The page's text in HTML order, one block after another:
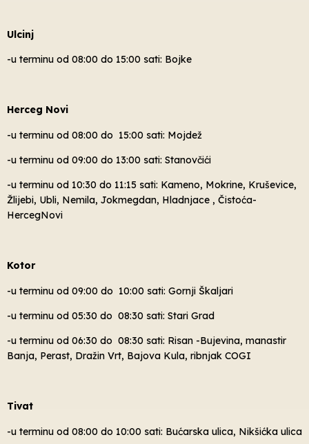
Ulcinj
-u terminu od 08:00 do 15:00 sati: Bojke
Herceg Novi
-u terminu od 08:00 do 15:00 sati: Mojdež
-u terminu od 09:00 do 13:00 sati: Stanovčići
-u terminu od 10:30 do 11:15 sati: Kameno, Mokrine, Kruševice,
Žlijebi, Ubli, Nemila, Jokmegdan, Hladnjace , Čistoća-
HercegNovi
Kotor
-u terminu od 09:00 do 10:00 sati: Gornji Škaljari
-u terminu od 05:30 do 08:30 sati: Stari Grad
-u terminu od 06:30 do 08:30 sati: Risan -Bujevina, manastir
Banja, Perast, Dražin Vrt, Bajova Kula, ribnjak COGI
Tivat
-u terminu od 08:00 do 10:00 sati: Bućarska ulica, Nikšićka ulica